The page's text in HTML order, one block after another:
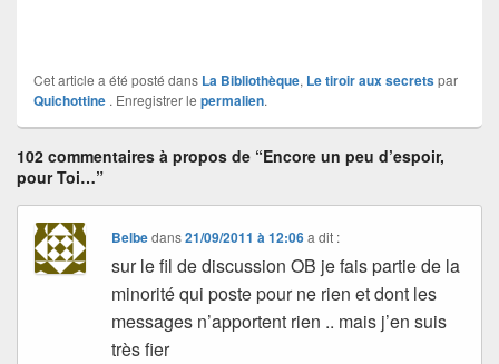
Cet article a été posté dans La Bibliothèque, Le tiroir aux secretspar
Quichottine . Enregistrer le permalien.
102 commentaires à propos de “Encore un peu d’espoir,
pour Toi…”
Belbedans21/09/2011 à 12:06 a dit :
sur le fil de discussion OB je fais partie de la
minorité qui poste pour ne rien et dont les
messages n’apportent rien .. mais j’en suis
très fier